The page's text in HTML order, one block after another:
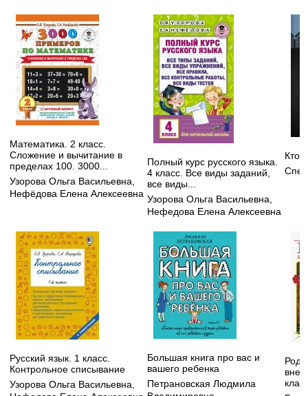
Математика. 2 класс.
Сложение и вычитание в
пределах 100. 3000...
Узорова Ольга Васильевна
Нефёдова Елена Алексеевна
Полный курс русского языка.
4 класс. Все виды заданий,
все виды...
Узорова Ольга Васильевна
Нефедова Елена Алексеевна
Кто
Русский язык. 1 класс.
Контрольное списывание
Узорова Ольга Васильевна
Большая книга про вас и
вашего ребенка
Петрановская Людмила